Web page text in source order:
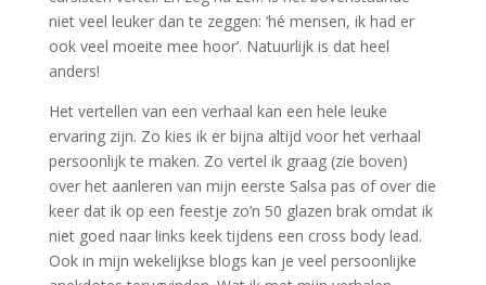
niet veel leuker dan te zeggen: ‘hé mensen, ik had er
ook veel moeite mee hoor’. Natuurlijk is dat heel
anders!
Het vertellen van een verhaal kan een hele leuke
ervaring zijn. Zo kies ik er bijna altijd voor het verhaal
persoonlijk te maken. Zo vertel ik graag (zie boven)
over het aanleren van mijn eerste Salsa pas of over die
keer dat ik op een feestje zo’n 50 glazen brak omdat ik
niet goed naar links keek tijdens een cross body lead.
Ook in mijn wekelijkse blogs kan je veel persoonlijke